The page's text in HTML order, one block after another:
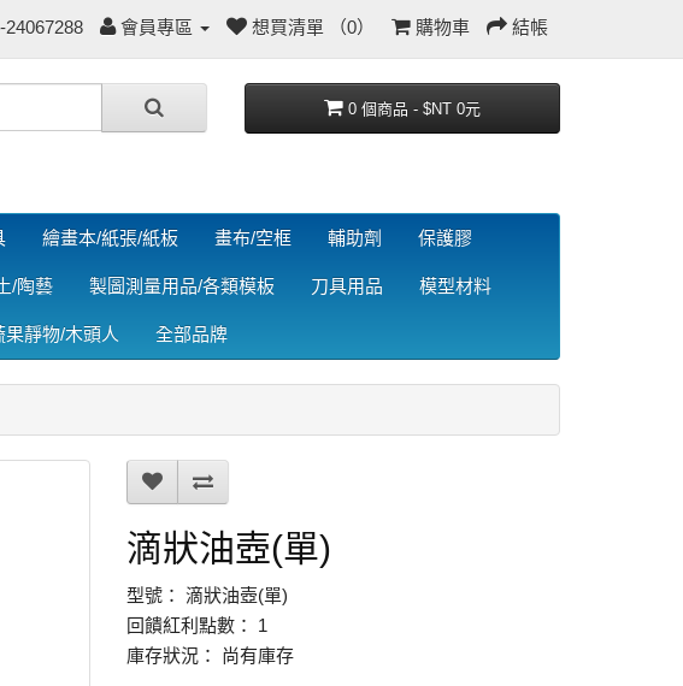
24067288 會員專區 想買清單 （0） 購物車 結帳
0 個商品 - $NT 0元
繪畫本/紙張/紙板 畫布/空框 輔助劑 保護膠
/陶藝 製圖測量用品/各類模板 刀具用品 模型材料
果靜物/木頭人 全部品牌
滴狀油壺(單)
型號： 滴狀油壺(單)
回饋紅利點數： 1
庫存狀況： 尚有庫存